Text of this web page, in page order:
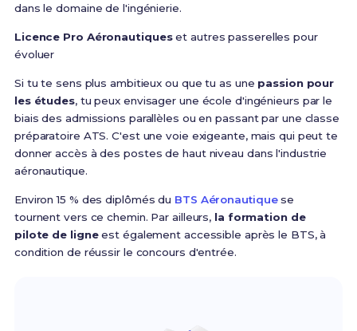
dans le domaine de l'ingénierie.
Licence Pro Aéronautiqueset autres passerelles pour
évoluer
Si tu te sens plus ambitieux ou que tu as une passion pour
les études, tu peux envisager une école d'ingénieurs par le
biais des admissions parallèles ou en passant par une classe
préparatoire ATS. C'est une voie exigeante, mais qui peut te
donner accès à des postes de haut niveau dans l'industrie
aéronautique.
Environ 15 % des diplômés du BTS Aéronautiquese
tournent vers ce chemin. Par ailleurs, la formation de
pilote de ligneest également accessible après le BTS, à
condition de réussir le concours d'entrée.